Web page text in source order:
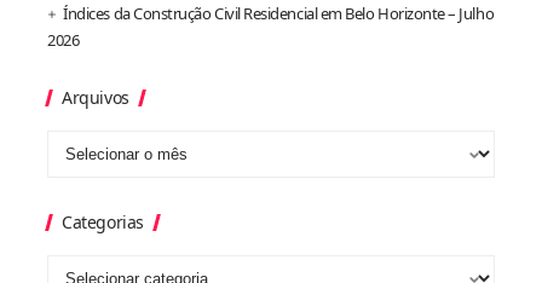
Índices da Construção Civil Residencial em Belo Horizonte – Julho
2026
Arquivos
Categorias